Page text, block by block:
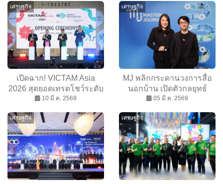
Young Gen
เศรษฐกิจ
เปิดฉาก! VICTAM Asia
2026 สุดยอดเทรดโชว์ระดับ
นานาชาติ พลิกโฉมอุตฯ
แป้ง
10 มี.ค. 2569
เศรษฐกิจ
MJ พลิกกระดานวงการสื่อ
นอกบ้าน เปิดตัวกลยุทธ์
“Journey-Based OOH”
การออกแบบ
05 มี.ค. 2569
เศรษฐกิจ เศรษฐกิจ